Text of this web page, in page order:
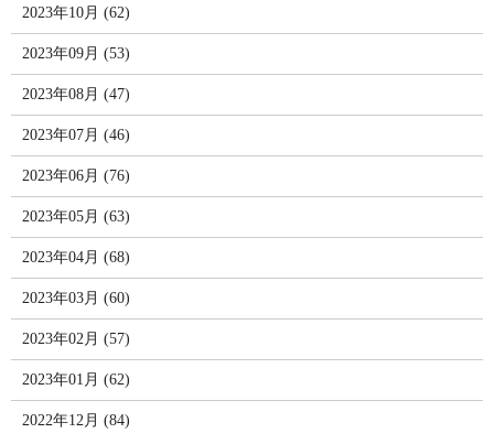
2023年10月 (62)
2023年09月 (53)
2023年08月 (47)
2023年07月 (46)
2023年06月 (76)
2023年05月 (63)
2023年04月 (68)
2023年03月 (60)
2023年02月 (57)
2023年01月 (62)
2022年12月 (84)